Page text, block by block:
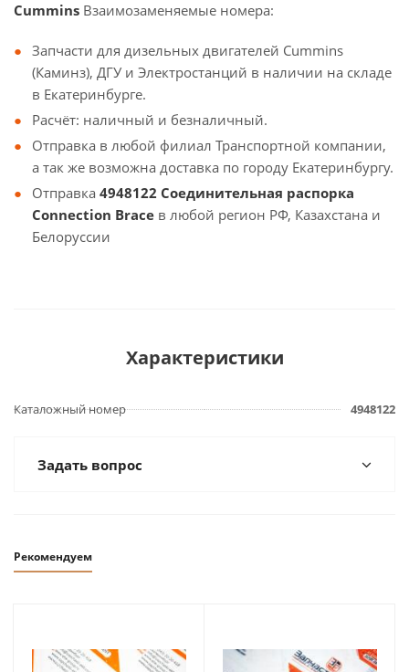
Cummins Взаимозаменяемые номера:
Запчасти для дизельных двигателей Cummins
(Каминз), ДГУ и Электростанций в наличии на складе
в Екатеринбурге.
Расчёт: наличный и безналичный.
Отправка в любой филиал Транспортной компании,
а так же возможна доставка по городу Екатеринбургу.
Отправка 4948122 Соединительная распорка
Connection Brace в любой регион РФ, Казахстана и
Белоруссии
Характеристики
Каталожный номер 4948122
Задать вопрос
Рекомендуем